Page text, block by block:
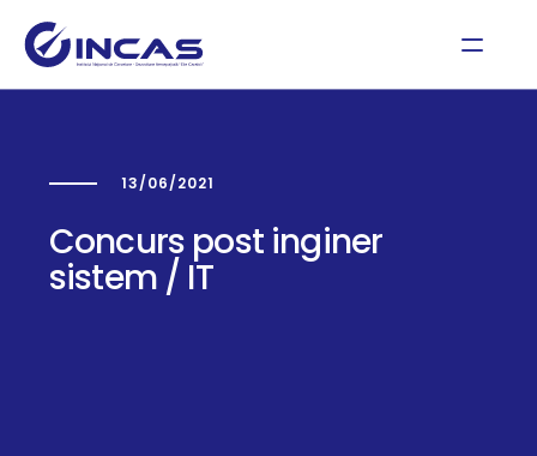
13/06/2021
Concurs post inginer
sistem / IT